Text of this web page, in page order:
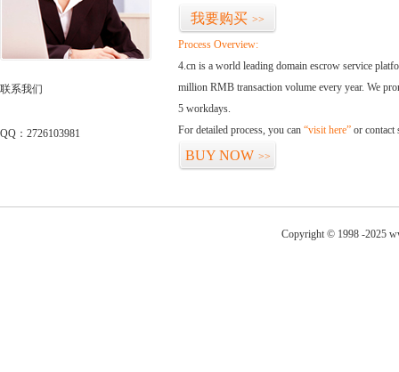
联系我们
QQ：2726103981
我要购买 >>
Process Overview:
4.cn is a world leading domain escrow service
million RMB transaction volume every year. We
5 workdays.
For detailed process, you can “visit here” or contact
BUY NOW >>
Copyright © 1998 -2025